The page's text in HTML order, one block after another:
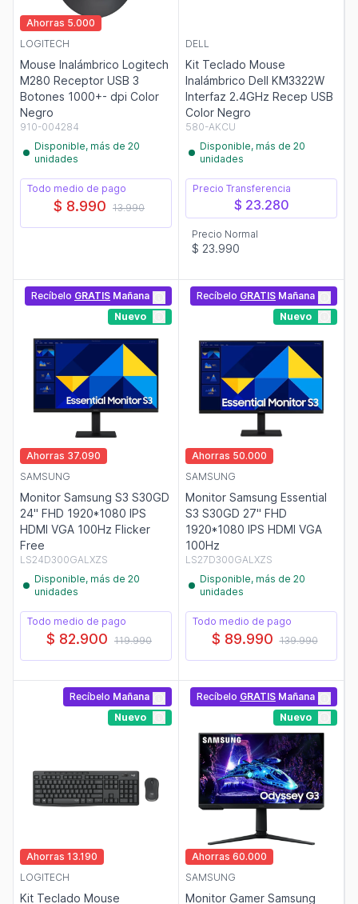
Ahorras 5.000
LOGITECH
Mouse Inalámbrico Logitech
M280 Receptor USB 3
Botones 1000+- dpi Color
Negro
910-004284
Disponible, más de 20
unidades
Todo medio de pago
$ 8.990 13.990
DELL
Kit Teclado Mouse
Inalámbrico Dell KM3322W
Interfaz 2.4GHz Recep USB
Color Negro
580-AKCU
Disponible, más de 20
unidades
Precio Transferencia
$ 23.280
Precio Normal
$ 23.990
Recíbelo GRATIS Mañana
Nuevo
Ahorras 37.090
SAMSUNG
Monitor Samsung S3 S30GD
24" FHD 1920*1080 IPS
HDMI VGA 100Hz Flicker
Free
LS24D300GALXZS
Disponible, más de 20
unidades
Todo medio de pago
$ 82.900 119.990
Recíbelo GRATIS Mañana
Nuevo
Ahorras 50.000
SAMSUNG
Monitor Samsung Essential
S3 S30GD 27" FHD
1920*1080 IPS HDMI VGA
100Hz
LS27D300GALXZS
Disponible, más de 20
unidades
Todo medio de pago
$ 89.990 139.990
Recíbelo Mañana
Nuevo
Ahorras 13.190
LOGITECH
Kit Teclado Mouse
Recíbelo GRATIS Mañana
Nuevo
Ahorras 60.000
SAMSUNG
Monitor Gamer Samsung